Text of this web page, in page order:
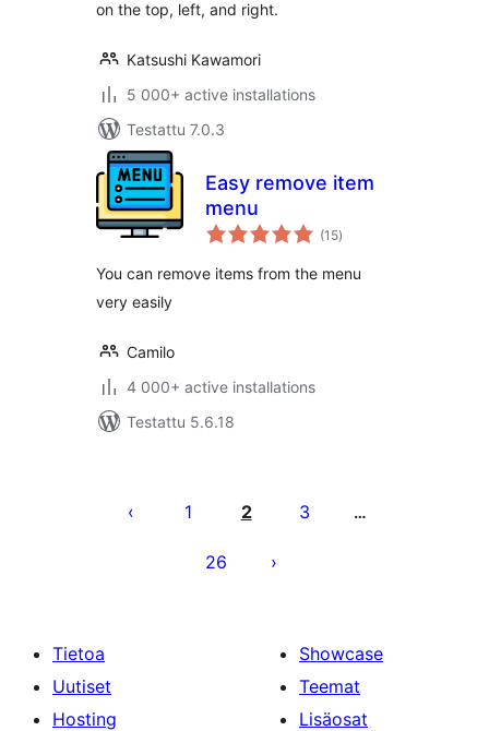
on the top, left, and right.
Katsushi Kawamori
5 000+ active installations
Testattu 7.0.3
Easy remove item
menu
(15arvosanat
yhteensä
)
You can remove items from the menu
very easily
Camilo
4 000+ active installations
Testattu 5.6.18
sivutus1 2 3 …
26
Tietoa
Uutiset
Hosting
Showcase
Teemat
Lisäosat